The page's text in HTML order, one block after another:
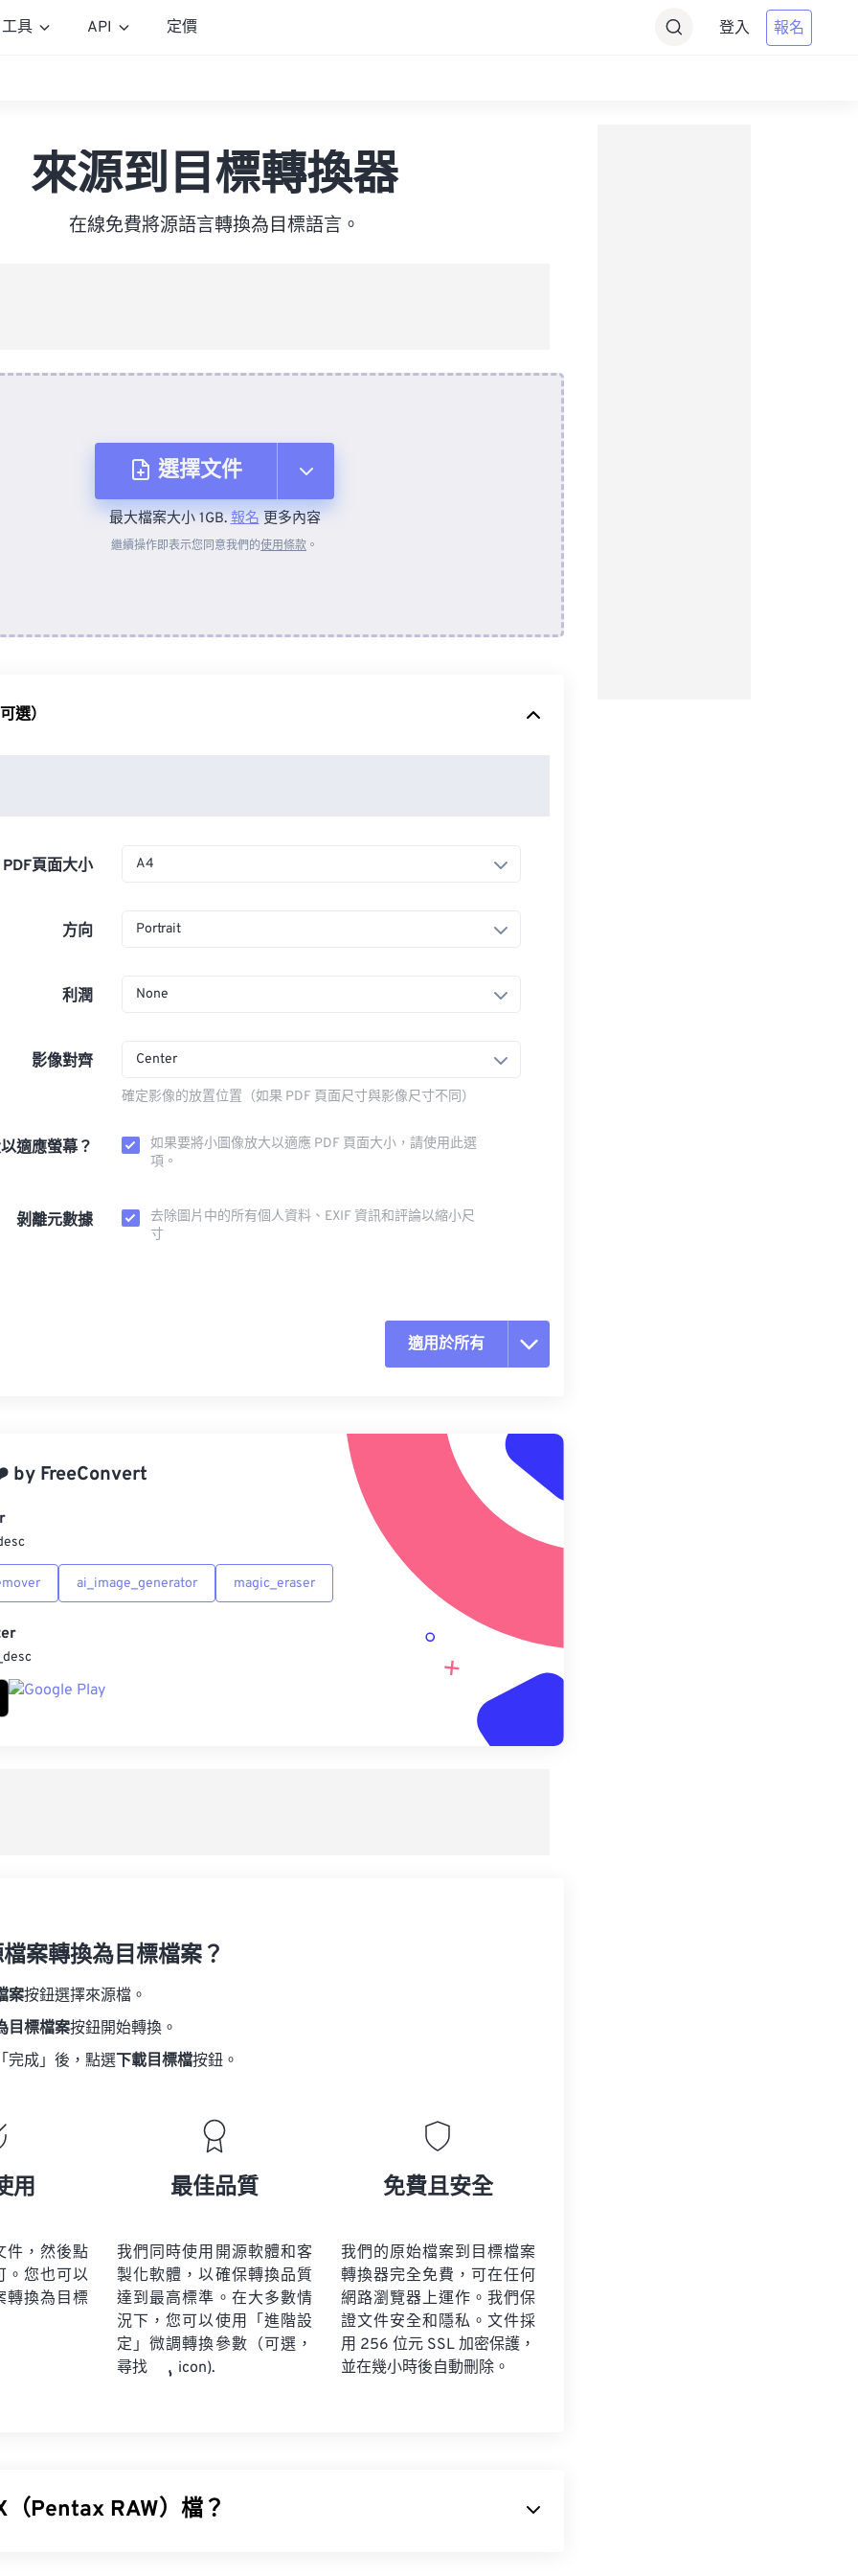
工具 API 定價 登入 報名
來源到目標轉換器
在線免費將源語言轉換為目標語言。
選擇文件
來自裝置
最大檔案大小 1GB.報名更多內容
繼續操作即表示您同意我們的使用條款 。
選）
PDF頁面大小 A4
方向 Portrait
利潤 None
影像對齊 Center
確定影像的放置位置（如果 PDF 頁面尺寸與影像尺寸不同）
適應螢幕？
如果要將小圖像放大以適應 PDF 頁面大小，請使用此選
項。
剝離元數據
去除圖片中的所有個人資料、EXIF 資訊和評論以縮小尺
寸
適用於所有
應用預設
另存為預設
by FreeConvert
ai_image_generator magic_eraser
案轉換為目標檔案？
案按鈕選擇來源檔。
目標檔案按鈕開始轉換。
完成」後，點選 下載目標檔按鈕。
用
件，然後點
。您也可以
轉換為目標
最佳品質
我們同時使用開源軟體和客
製化軟體，以確保轉換品質
達到最高標準。在大多數情
況下，您可以使用「進階設
定」微調轉換參數（可選，
尋找
icon).
免費且安全
我們的原始檔案到目標檔案
轉換器完全免費，可在任何
網路瀏覽器上運作。我們保
證文件安全和隱私。文件採
用 256 位元 SSL 加密保護，
並在幾小時後自動刪除。
（Pentax RAW）檔？